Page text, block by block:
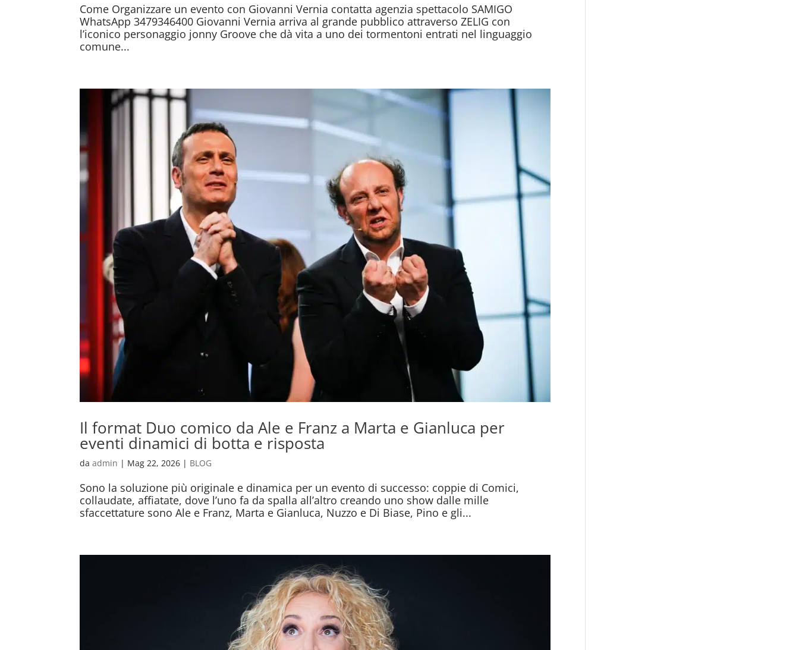
Come Organizzare un evento con Giovanni Vernia contatta agenzia spettacolo SAMIGO
WhatsApp 3479346400 Giovanni Vernia arriva al grande pubblico attraverso ZELIG con
l’iconico personaggio jonny Groove che dà vita a uno dei tormentoni entrati nel linguaggio
comune...
Il format Duo comico da Ale e Franz a Marta e Gianluca per
eventi dinamici di botta e risposta
daadmin | Mag 22, 2026 | BLOG
Sono la soluzione più originale e dinamica per un evento di successo: coppie di Comici,
collaudate, affiatate, dove l’uno fa da spalla all’altro creando uno show dalle mille
sfaccettature sono Ale e Franz, Marta e Gianluca, Nuzzo e Di Biase, Pino e gli...